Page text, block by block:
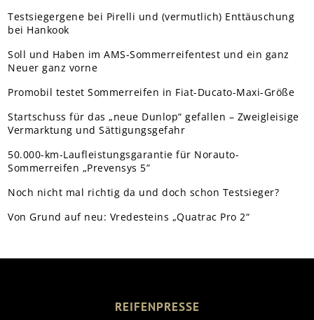
Testsiegergene bei Pirelli und (vermutlich) Enttäuschung
bei Hankook
Soll und Haben im AMS-Sommerreifentest und ein ganz
Neuer ganz vorne
Promobil testet Sommerreifen in Fiat-Ducato-Maxi-Größe
Startschuss für das „neue Dunlop“ gefallen – Zweigleisige
Vermarktung und Sättigungsgefahr
50.000-km-Laufleistungsgarantie für Norauto-
Sommerreifen „Prevensys 5”
Noch nicht mal richtig da und doch schon Testsieger?
Von Grund auf neu: Vredesteins „Quatrac Pro 2“
REIFENPRESSE